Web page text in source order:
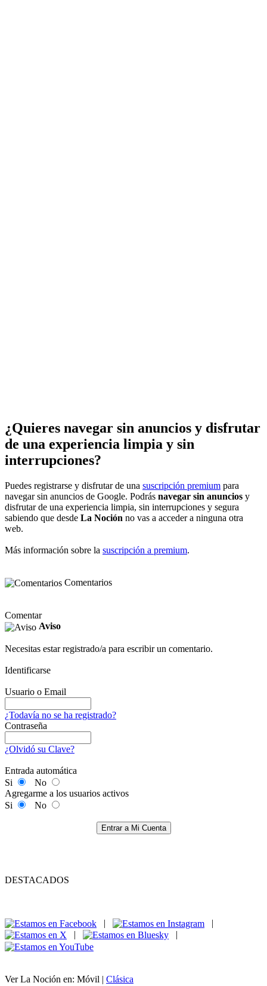
¿Quieres navegar sin anuncios y disfrutar
de una experiencia limpia y sin
interrupciones?
Puedes registrarse y disfrutar de una suscripción premium para
navegar sin anuncios de Google. Podrás navegar sin anuncios y
disfrutar de una experiencia limpia, sin interrupciones y segura
sabiendo que desde La Noción no vas a acceder a ninguna otra
web.
Más información sobre la suscripción a premium.
Comentarios
Comentar
Aviso
Necesitas estar registrado/a para escribir un comentario.
Identificarse
Usuario o Email
¿Todavía no se ha registrado?
Contraseña
¿Olvidó su Clave?
Entrada automática
Si
No
Agregarme a los usuarios activos
Si
No
Entrar a Mi Cuenta
DESTACADOS
|
|
|
|
Ver La Noción en: Móvil | Clásica